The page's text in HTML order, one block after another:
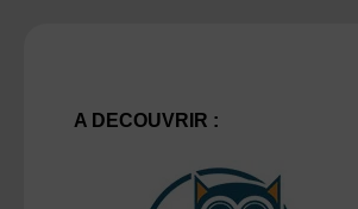
A DECOUVRIR :